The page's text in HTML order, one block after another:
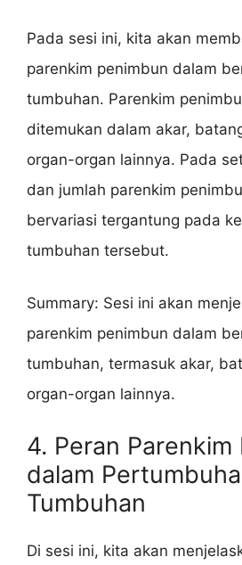
Pada sesi ini, kita akan
parenkim penimbun dalam
tumbuhan. Parenkim
ditemukan dalam akar,
organ-organ lainnya. Pada
dan jumlah parenkim
bervariasi tergantung pada
tumbuhan tersebut.
Summary: Sesi ini akan
parenkim penimbun dalam
tumbuhan, termasuk akar,
organ-organ lainnya.
4. Peran Parenkim
dalam
Tumbuhan
Di sesi ini, kita akan